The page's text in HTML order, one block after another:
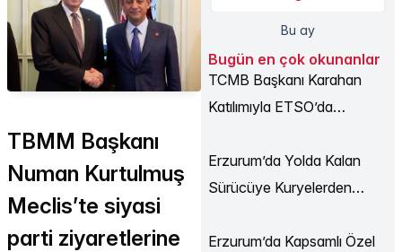
TBMM Başkanı
Numan Kurtulmuş
Meclis’te siyasi
parti ziyaretlerine
Bu ay
Bugün en çok okunanlar
TCMB Başkanı Karahan
Katılımıyla ETSO’da
Düzenlendi
Erzurum’da Yolda Kalan
Sürücüye Kuryelerden
Erzurum’da Kapsamlı Özel